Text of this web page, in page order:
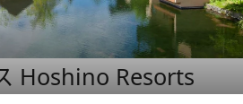
Hoshino Resorts